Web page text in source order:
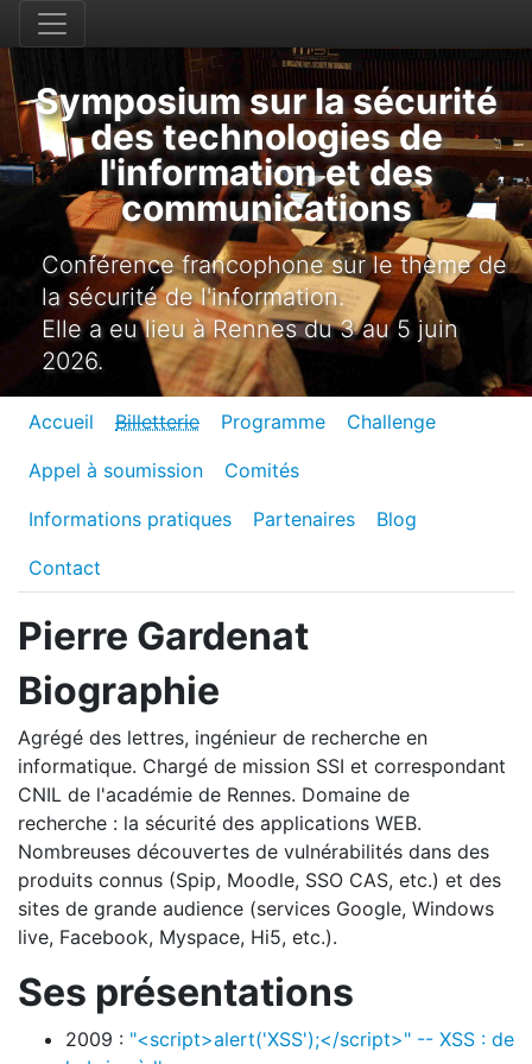
Symposium sur la sécurité
des technologies de
l'information et des
communications
Conférence francophone sur le thème de
la sécurité de l'information.
Elle a eu lieu à Rennes du 3 au 5 juin
2026.
Accueil Billetterie Programme Challenge
Appel à soumission Comités
Informations pratiques Partenaires Blog
Contact
Pierre Gardenat
Biographie
Agrégé des lettres, ingénieur de recherche en
informatique. Chargé de mission SSI et correspondant
CNIL de l'académie de Rennes. Domaine de
recherche : la sécurité des applications WEB.
Nombreuses découvertes de vulnérabilités dans des
produits connus (Spip, Moodle, SSO CAS, etc.) et des
sites de grande audience (services Google, Windows
live, Facebook, Myspace, Hi5, etc.).
Ses présentations
2009 : "<script>alert('XSS');</script>" -- XSS : de